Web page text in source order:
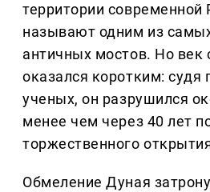
территории современной
называют одним из
античных мостов. Но век
оказался коротким: судя
ученых, он разрушился
менее чем через 40 лет
торжественного
Обмеление Дуная